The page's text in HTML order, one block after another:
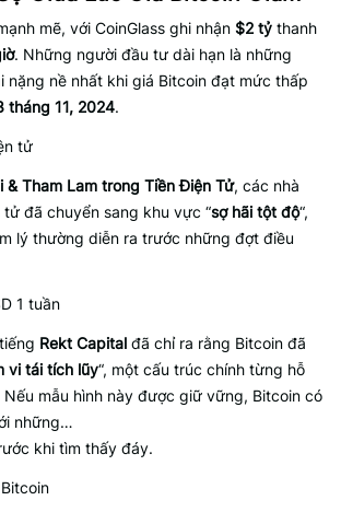
mẽ, với CoinGlass ghi nhận $2 tỷ thanh
. Những người đầu tư dài hạn là những
nặng nề nhất khi giá Bitcoin đạt mức thấp
tháng 11, 2024.
& Tham Lam trong Tiền Điện Tử, các nhà
đã chuyển sang khu vực “sợ hãi tột độ“,
lý thường diễn ra trước những đợt điều
Rekt Capital đã chỉ ra rằng Bitcoin đã
vi tái tích lũy“, một cấu trúc chính từng hỗ
mẫu hình này được giữ vững, Bitcoin có
những…
khi tìm thấy đáy.